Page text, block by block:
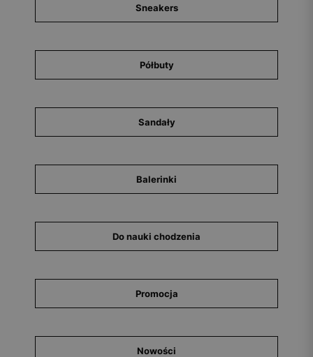
Sneakers
Półbuty
Sandały
Balerinki
Do nauki chodzenia
Promocja
Nowości